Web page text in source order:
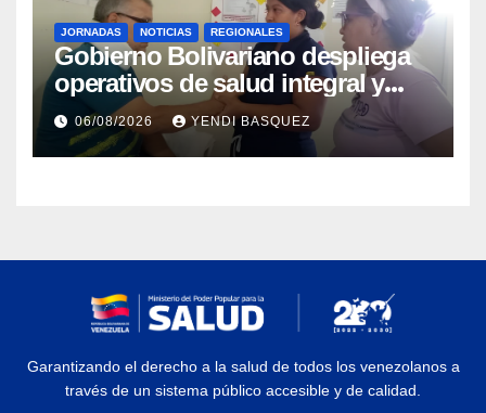
JORNADAS NOTICIAS REGIONALES
Gobierno Bolivariano despliega
operativos de salud integral y
protección social en los
municipios Sucre y Mario
Briceño Iragorry del estado
06/08/2026 YENDI BASQUEZ
Garantizando el derecho a la salud de todos los venezolanos a
través de un sistema público accesible y de calidad.